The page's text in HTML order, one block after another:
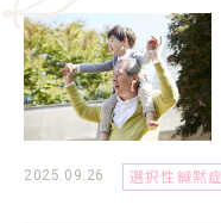
2025.09.26 選択性緘黙